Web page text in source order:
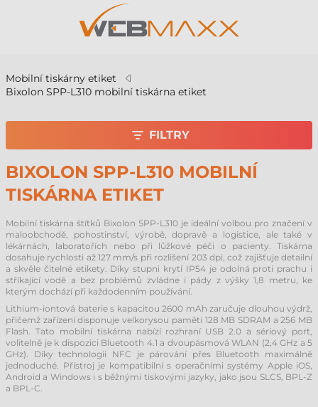
Mobilní tiskárny etiket
Bixolon SPP-L310 mobilní tiskárna etiket
BIXOLON SPP-L310 MOBILNÍ
TISKÁRNA ETIKET
Mobilní tiskárna štítků Bixolon SPP-L310 je ideální volbou pro značení v
maloobchodě, pohostinství, výrobě, dopravě a logistice, ale také v
lékárnách, laboratořích nebo při lůžkové péči o pacienty. Tiskárna
dosahuje rychlosti až 127 mm/s při rozlišení 203 dpi, což zajišťuje detailní
a skvěle čitelné etikety. Díky stupni krytí IP54 je odolná proti prachu i
stříkající vodě a bez problémů zvládne i pády z výšky 1,8 metru, ke
kterým dochází při každodenním používání.
Lithium-iontová baterie s kapacitou 2600 mAh zaručuje dlouhou výdrž,
přičemž zařízení disponuje velkorysou pamětí 128 MB SDRAM a 256 MB
Flash. Tato mobilní tiskárna nabízí rozhraní USB 2.0 a sériový port,
volitelně je k dispozici Bluetooth 4.1 a dvoupásmová WLAN (2,4 GHz a 5
GHz). Díky technologii NFC je párování přes Bluetooth maximálně
jednoduché. Přístroj je kompatibilní s operačními systémy Apple iOS,
Android a Windows i s běžnými tiskovými jazyky, jako jsou SLCS, BPL-Z
a BPL-C.
FILTRY